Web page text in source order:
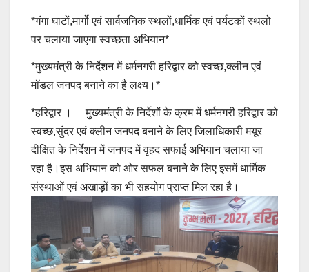
*गंगा घाटों,मार्गो एवं सार्वजनिक स्थलों,धार्मिक एवं पर्यटकों स्थलो
पर चलाया जाएगा स्वच्छता अभियान*
*मुख्यमंत्री के निर्देशन में धर्मनगरी हरिद्वार को स्वच्छ,क्लीन एवं
मॉडल जनपद बनाने का है लक्ष्य।*
*हरिद्वार । मुख्यमंत्री के निर्देशों के क्रम में धर्मनगरी हरिद्वार को
स्वच्छ,सुंदर एवं क्लीन जनपद बनाने के लिए जिलाधिकारी मयूर
दीक्षित के निर्देशन में जनपद में वृहद सफाई अभियान चलाया जा
रहा है।इस अभियान को ओर सफल बनाने के लिए इसमें धार्मिक
संस्थाओं एवं अखाड़ों का भी सहयोग प्राप्त मिल रहा है।